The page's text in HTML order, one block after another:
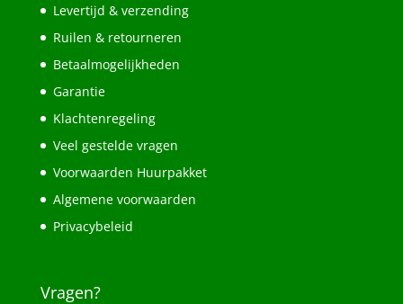
Levertijd & verzending
Ruilen & retourneren
Betaalmogelijkheden
Garantie
Klachtenregeling
Veel gestelde vragen
Voorwaarden Huurpakket
Algemene voorwaarden
Privacybeleid
Vragen?